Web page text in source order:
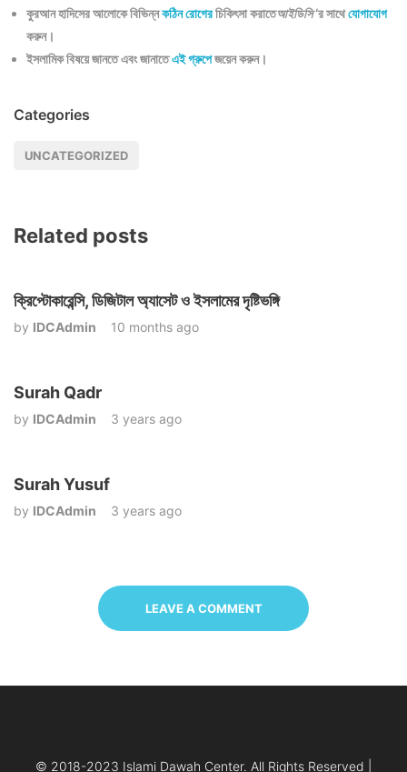
কুরআন হাদিসের আলোকে বিভিন্নকঠিন রোগেরচিকিৎসা করাতেআইডিসি‘র সাথেযোগাযোগ
করুন।
ইসলামিক বিষয়ে জানতে এবং জানাতেএই গ্রুপেজয়েন করুন।
Categories
UNCATEGORIZED
Related posts
ক্রিপ্টোকারেন্সি, ডিজিটাল অ্যাসেট ও ইসলামের দৃষ্টিভঙ্গি
by IDCAdmin 10 months ago
Surah Qadr
by IDCAdmin 3 years ago
Surah Yusuf
by IDCAdmin 3 years ago
LEAVE A COMMENT
© 2018-2023 Islami Dawah Center. All Rights Reserved |